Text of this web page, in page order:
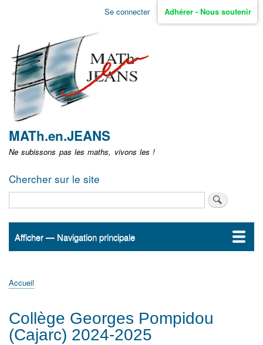
Aller
non
identifié
Se connecter Adhérer - Nous soutenir
MATh.en.JEANS
Ne subissons pas les maths, vivons les !
Chercher sur le site
Navigation
Afficher — Navigation principale
Accueil
ActualitésMATh.en.JEANS ?
Régions et Ateliers
Créer, gérer un atelier
Sujets/Publications
Congrès
d'Ariane
Accueil
Collège Georges Pompidou
(Cajarc) 2024-2025